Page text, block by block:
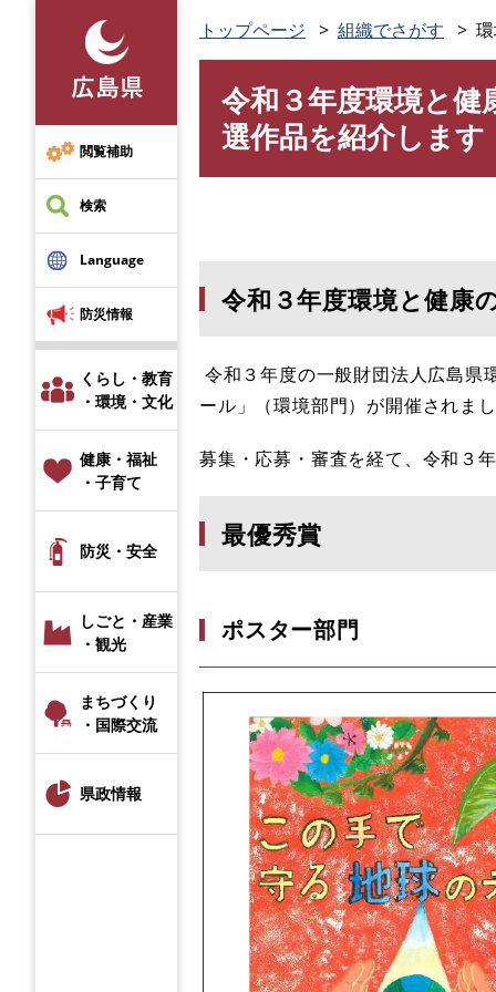
先
頭
で
す
閲覧補助
検索
Language
防災情報
くらし・教育
・環境・文化
健康・福祉
・子育て
防災・安全
しごと・産業
・観光
まちづくり
・国際交流
県政情報
トップページ 組織でさがす
令和３年度環境と
選作品を紹介します
令和３年度環境と健康
令和３年度の一般財団法人広島県
ール」（環境部門）が開催されま
募集・応募・審査を経て、令和３
最優秀賞
ポスター部門